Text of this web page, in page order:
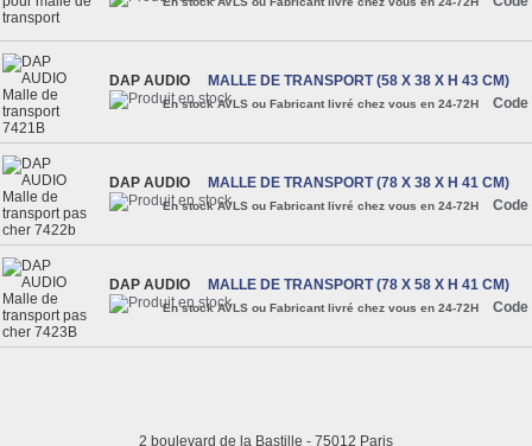
DAP AUDIO MALLE DE TRANSPORT (58 X 38 X H 43 CM)
En stock AVLS ou Fabricant livré chez vous en 24-72H Code
DAP AUDIO MALLE DE TRANSPORT (78 X 38 X H 41 CM)
En stock AVLS ou Fabricant livré chez vous en 24-72H Code
DAP AUDIO MALLE DE TRANSPORT (78 X 58 X H 41 CM)
En stock AVLS ou Fabricant livré chez vous en 24-72H Code
2 boulevard de la Bastille - 75012 Paris